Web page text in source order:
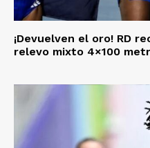
¡Devuelven el oro! RD
relevo mixto 4×100